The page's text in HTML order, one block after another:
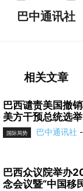
巴中通讯社
相关文章
巴西谴责美国撤
美方干预总统选举
国际局势 巴中通讯社 -
巴西众议院举办
念会议暨“中国移